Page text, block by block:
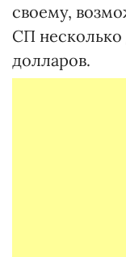
своему,
СП
долларов.